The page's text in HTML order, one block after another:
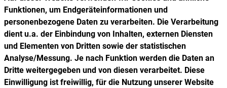
Funktionen, um Endgeräteinformationen und
personenbezogene Daten zu verarbeiten. Die Verarbeitung
dient u.a. der Einbindung von Inhalten, externen Diensten
und Elementen von Dritten sowie der statistischen
Analyse/Messung. Je nach Funktion werden die Daten an
Dritte weitergegeben und von diesen verarbeitet. Diese
Einwilligung ist freiwillig, für die Nutzung unserer Website